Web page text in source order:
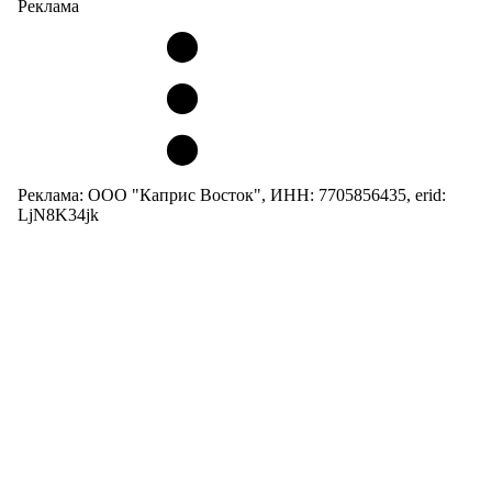
Реклама
Реклама: ООО "Каприс Восток", ИНН: 7705856435, erid:
LjN8K34jk